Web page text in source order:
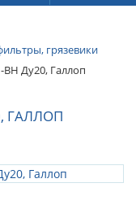
грязевики
Ду20, Галлоп
ГАЛЛОП